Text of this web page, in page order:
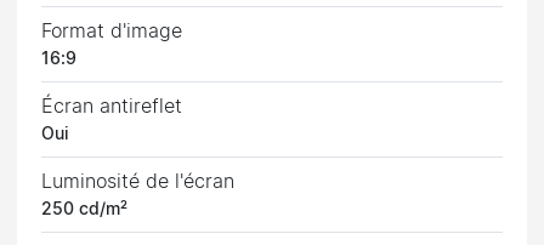
Format d'image
16:9
Écran antireflet
Oui
Luminosité de l'écran
250 cd/m²